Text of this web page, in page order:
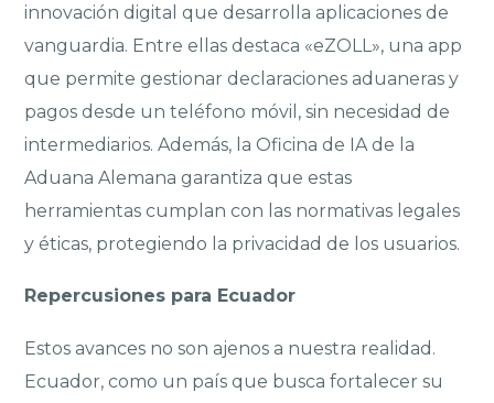
innovación digital que desarrolla aplicaciones de
vanguardia. Entre ellas destaca «eZOLL», una app
que permite gestionar declaraciones aduaneras y
pagos desde un teléfono móvil, sin necesidad de
intermediarios. Además, la Oficina de IA de la
Aduana Alemana garantiza que estas
herramientas cumplan con las normativas legales
y éticas, protegiendo la privacidad de los usuarios.
Repercusiones para Ecuador
Estos avances no son ajenos a nuestra realidad.
Ecuador, como un país que busca fortalecer su